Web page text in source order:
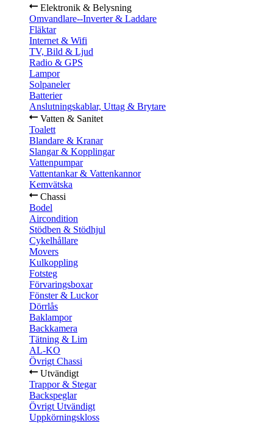
Elektronik & Belysning
Omvandlare--Inverter & Laddare
Fläktar
Internet & Wifi
TV, Bild & Ljud
Radio & GPS
Lampor
Solpaneler
Batterier
Anslutningskablar, Uttag & Brytare
Vatten & Sanitet
Toalett
Blandare & Kranar
Slangar & Kopplingar
Vattenpumpar
Vattentankar & Vattenkannor
Kemvätska
Chassi
Bodel
Aircondition
Stödben & Stödhjul
Cykelhållare
Movers
Kulkoppling
Fotsteg
Förvaringsboxar
Fönster & Luckor
Dörrlås
Baklampor
Backkamera
Tätning & Lim
AL-KO
Övrigt Chassi
Utvändigt
Trappor & Stegar
Backspeglar
Övrigt Utvändigt
Uppkörningskloss